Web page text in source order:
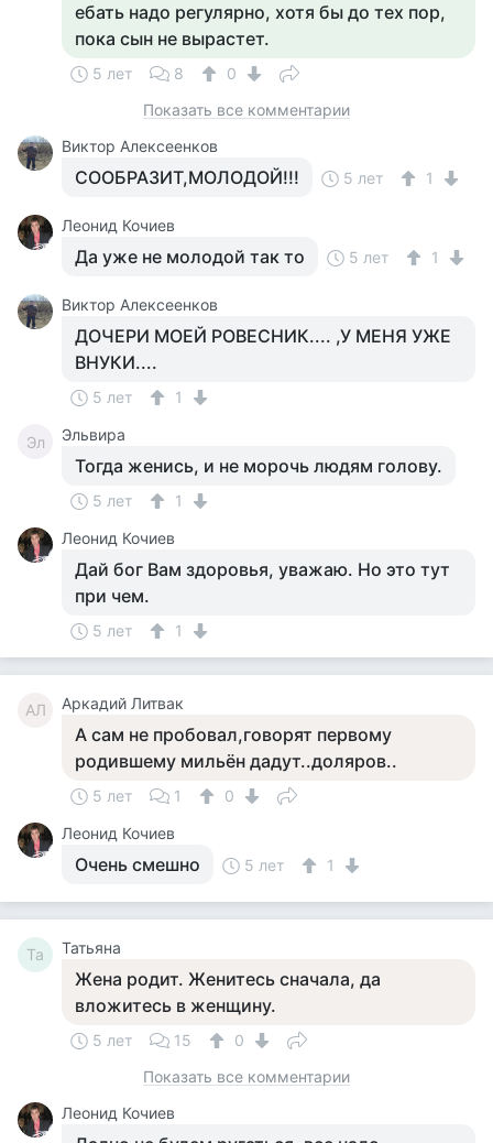
ебать надо регулярно, хотя бы до тех пор,
пока сын не вырастет.
5 лет 8
0
Показать все комментарии
Виктор Алексеенков
СООБРАЗИТ,МОЛОДОЙ!!! 5 лет 1
Леонид Кочиев
Да уже не молодой так то 5 лет 1
Виктор Алексеенков
ДОЧЕРИ МОЕЙ РОВЕСНИК.... ,У МЕНЯ УЖЕ
ВНУКИ....
5 лет 1
Эл Эльвира
Тогда женись, и не морочь людям голову.
5 лет
1
Леонид Кочиев
Дай бог Вам здоровья, уважаю. Но это тут
при чем.
5 лет 1
АЛ Аркадий Литвак
А сам не пробовал,говорят первому
родившему мильён дадут..доляров..
5 лет 1
0
Леонид Кочиев
Очень смешно 5 лет 1
Та Татьяна
Жена родит. Женитесь сначала, да
вложитесь в женщину.
5 лет 15
0
Показать все комментарии
Леонид Кочиев